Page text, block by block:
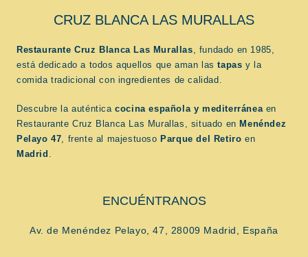
CRUZ BLANCA LAS MURALLAS
Restaurante Cruz Blanca Las Murallas, fundado en 1985,
está dedicado a todos aquellos que aman lastapasy la
comida tradicional con ingredientes de calidad.
Descubre la auténticacocina española y mediterráneaen
Restaurante Cruz Blanca Las Murallas, situado en Menéndez
Pelayo 47, frente al majestuoso Parque del Retiro en
Madrid .
ENCUÉNTRANOS
Av. de Menéndez Pelayo, 47, 28009 Madrid, España